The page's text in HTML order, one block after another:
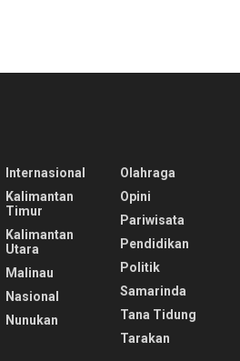
Internasional
Kalimantan
Timur
Kalimantan
Utara
Malinau
Nasional
Nunukan
Olahraga
Opini
Pariwisata
Pendidikan
Politik
Samarinda
Tana Tidung
Tarakan